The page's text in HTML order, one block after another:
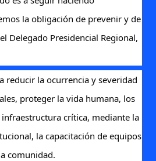
la obligación de prevenir y de
Delegado Presidencial Regional,
reducir la ocurrencia y severidad
proteger la vida humana, los
crítica, mediante la
la capacitación de equipos
comunidad.